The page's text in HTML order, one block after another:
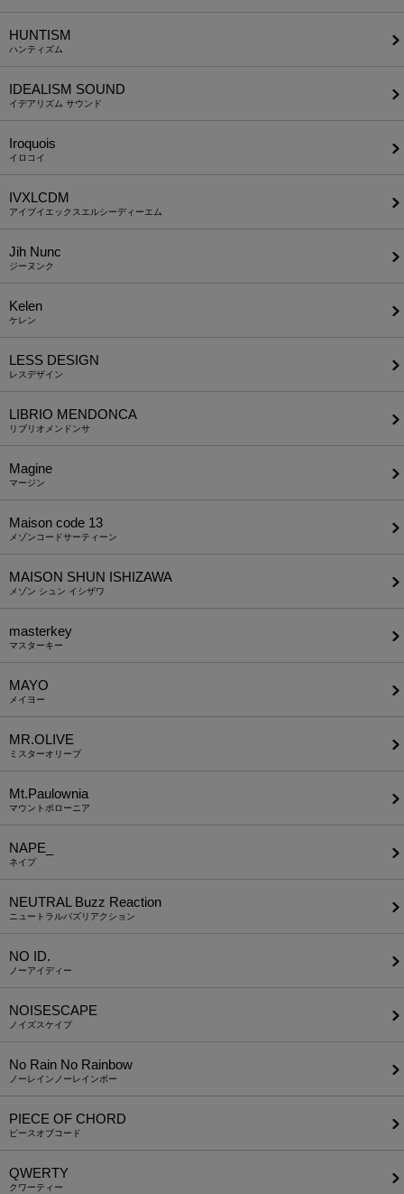
HUNTISM
ハンティズム
IDEALISM SOUND
イデアリズム サウンド
Iroquois
イロコイ
IVXLCDM
アイブイエックスエルシーディーエム
Jih Nunc
ジーヌンク
Kelen
ケレン
LESS DESIGN
レスデザイン
LIBRIO MENDONCA
リブリオメンドンサ
Magine
マージン
Maison code 13
メゾンコードサーティーン
MAISON SHUN ISHIZAWA
メゾン シュン イシザワ
masterkey
マスターキー
MAYO
メイヨー
MR.OLIVE
ミスターオリーブ
Mt.Paulownia
マウントポローニア
NAPE_
ネイプ
NEUTRAL Buzz Reaction
ニュートラルバズリアクション
NO ID.
ノーアイディー
NOISESCAPE
ノイズスケイプ
No Rain No Rainbow
ノーレインノーレインボー
PIECE OF CHORD
ピースオブコード
QWERTY
クワーティー